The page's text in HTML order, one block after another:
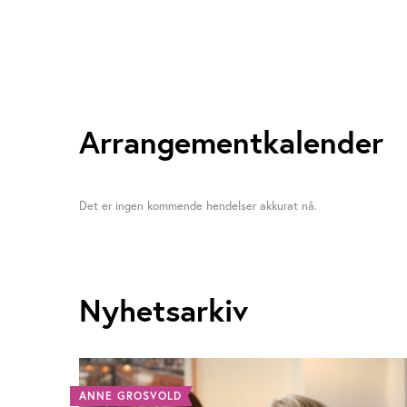
Arrangementkalender
Det er ingen kommende hendelser akkurat nå.
Nyhetsarkiv
ANNE GROSVOLD